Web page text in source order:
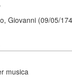
Giovanni (09/05/
musica